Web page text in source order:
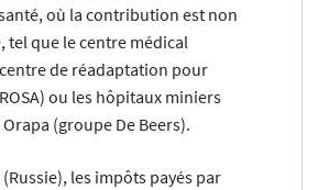
où la contribution est non
tel que le centre médical
centre de réadaptation pour
ou les hôpitaux miniers
(groupe De Beers).
(Russie), les impôts payés par